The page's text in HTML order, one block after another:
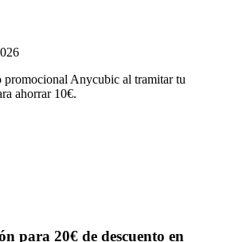
promocional Anycubic al tramitar tu
ahorrar 10€.
para 20€ de descuento en